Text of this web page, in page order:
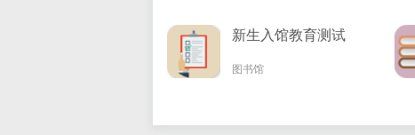
新生入馆教育测试
图书馆